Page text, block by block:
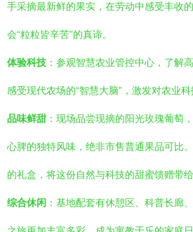
手采摘最新鲜的果实，在劳动中感受丰收
会“粒粒皆辛苦”的真谛。
体验科技 ：参观智慧农业管控中心，了解
感受现代农场的“智慧大脑”，激发对农业科
品味鲜甜 ：现场品尝现摘的阳光玫瑰葡萄
心脾的独特风味，绝非市售普通果品可比
的礼盒，将这份自然与科技的甜蜜馈赠带给
综合休闲 ：基地配套有休憩区、科普长廊